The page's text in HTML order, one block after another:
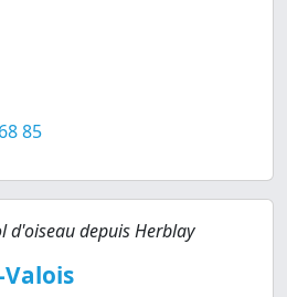
85
d'oiseau depuis Herblay